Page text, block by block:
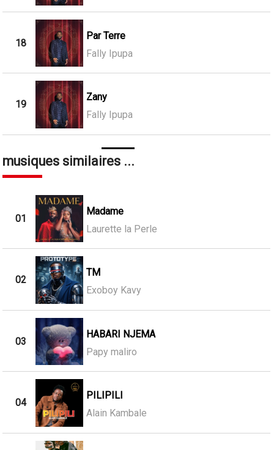
18
Par Terre
Fally Ipupa
19
Zany
Fally Ipupa
musiques similaires ...
01
Madame
Laurette la Perle
02
TM
Exoboy Kavy
03
HABARI NJEMA
Papy maliro
04
PILIPILI
Alain Kambale